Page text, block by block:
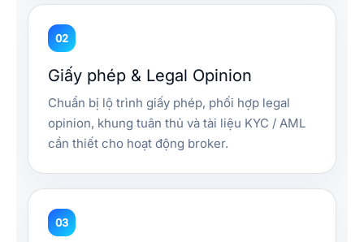
02
Giấy phép & Legal Opinion
Chuẩn bị lộ trình giấy phép, phối hợp legal
opinion, khung tuân thủ và tài liệu KYC / AML
cần thiết cho hoạt động broker.
03